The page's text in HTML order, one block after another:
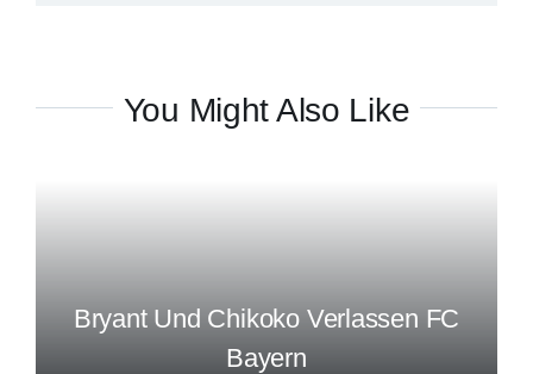
You Might Also Like
Bryant Und Chikoko Verlassen FC
Bayern